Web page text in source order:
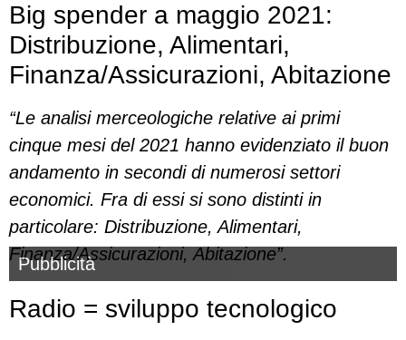
Big spender a maggio 2021:
Distribuzione, Alimentari,
Finanza/Assicurazioni, Abitazione
“Le analisi merceologiche relative ai primi
cinque mesi del 2021 hanno evidenziato il buon
andamento in secondi di numerosi settori
economici. Fra di essi si sono distinti in
particolare: Distribuzione, Alimentari,
Finanza/Assicurazioni, Abitazione”.
Pubblicità
Radio = sviluppo tecnologico